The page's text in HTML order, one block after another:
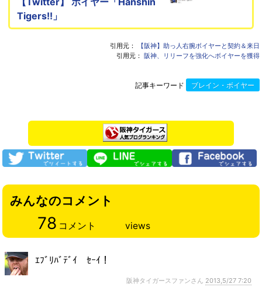
Tigers!!」
引用元：
【阪神】助っ人右腕ボイヤーと契約＆来日
引用元： 阪神、リリーフを強化へボイヤーを獲得
記事キーワード ブレイン・ボイヤー
みんなのコメント
78 コメント views
ｴﾌﾞﾘﾊﾞﾃﾞｲ ｾｰｲ！
阪神タイガースファンさん 2013,5/27 7:20